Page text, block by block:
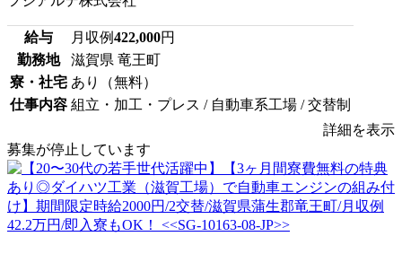
給与 月収例422,000円
勤務地
滋賀県 竜王町
寮・社宅 あり（無料）
仕事内容 組立・加工・プレス / 自動車系工場 / 交替制
詳細を表示
募集が停止しています